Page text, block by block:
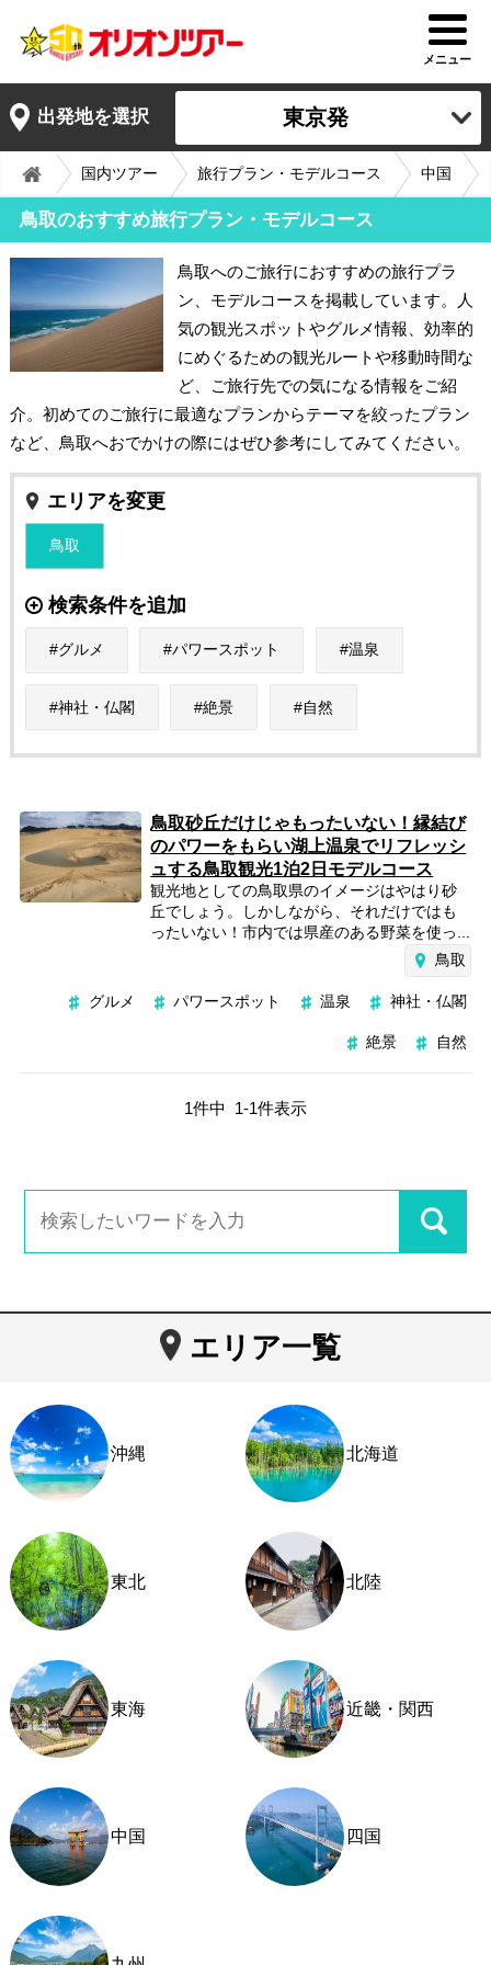
メニュー
出発地を選択 東京発
国内ツアー 旅行プラン・モデルコース 中国
鳥取のおすすめ旅行プラン・モデルコース
鳥取へのご旅行におすすめの旅行プラ
ン、モデルコースを掲載しています。人
気の観光スポットやグルメ情報、効率的
にめぐるための観光ルートや移動時間な
ど、ご旅行先での気になる情報をご紹
介。初めてのご旅行に最適なプランからテーマを絞ったプラン
など、鳥取へおでかけの際にはぜひ参考にしてみてください。
エリアを変更
鳥取
検索条件を追加
グルメ パワースポット 温泉
神社・仏閣 絶景 自然
鳥取砂丘だけじゃもったいない！縁結び
のパワーをもらい湖上温泉でリフレッシ
ュする鳥取観光1泊2日モデルコース
観光地としての鳥取県のイメージはやはり砂
丘でしょう。しかしながら、それだけではも
ったいない！市内では県産のある野菜を使っ...
鳥取
グルメ パワースポット 温泉 神社・仏閣
絶景 自然
1件中 1-1件表示
エリア一覧
沖縄 北海道
東北 北陸
東海 近畿・関西
中国 四国